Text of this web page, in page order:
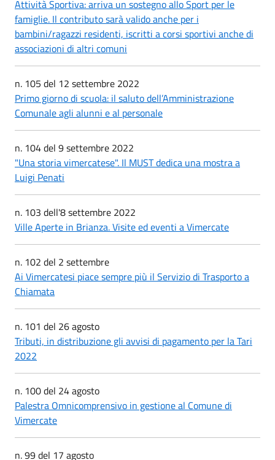
Attività Sportiva: arriva un sostegno allo Sport per le
famiglie. Il contributo sarà valido anche per i
bambini/ragazzi residenti, iscritti a corsi sportivi anche di
associazioni di altri comuni
n. 105 del 12 settembre 2022
Primo giorno di scuola: il saluto dell’Amministrazione
Comunale agli alunni e al personale
n. 104 del 9 settembre 2022
"Una storia vimercatese". Il MUST dedica una mostra a
Luigi Penati
n. 103 dell'8 settembre 2022
Ville Aperte in Brianza. Visite ed eventi a Vimercate
n. 102 del 2 settembre
Ai Vimercatesi piace sempre più il Servizio di Trasporto a
Chiamata
n. 101 del 26 agosto
Tributi, in distribuzione gli avvisi di pagamento per la Tari
2022
n. 100 del 24 agosto
Palestra Omnicomprensivo in gestione al Comune di
Vimercate
n. 99 del 17 agosto